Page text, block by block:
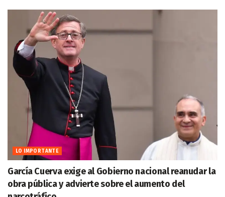
LO IMPORTANTE
García Cuerva exige al Gobierno nacional reanudar la
obra pública y advierte sobre el aumento del